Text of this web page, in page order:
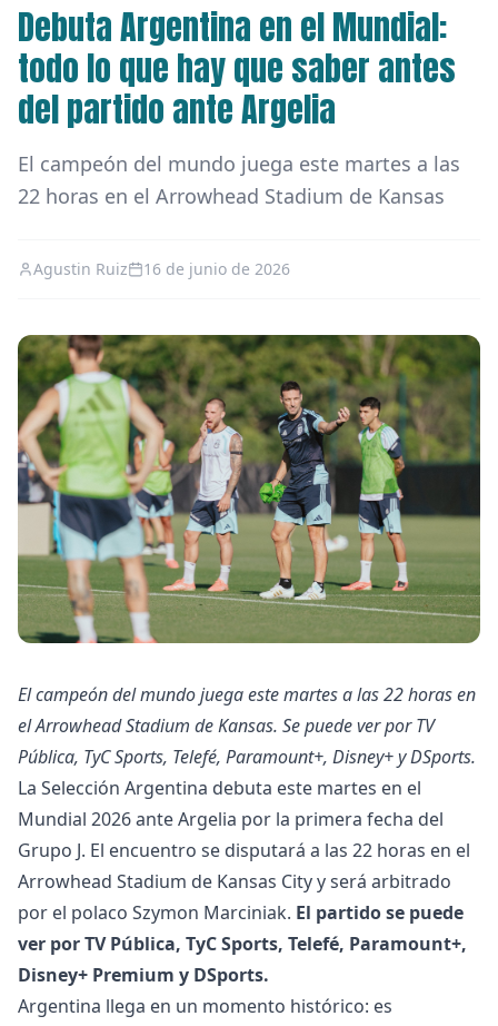
Debuta Argentina en el Mundial:
todo lo que hay que saber antes
del partido ante Argelia
El campeón del mundo juega este martes a las
22 horas en el Arrowhead Stadium de Kansas
Agustin Ruiz 16 de junio de 2026
El campeón del mundo juega este martes a las 22 horas en
el Arrowhead Stadium de Kansas. Se puede ver por TV
Pública, TyC Sports, Telefé, Paramount+, Disney+ y DSports.
La Selección Argentina debuta este martes en el
Mundial 2026 ante Argelia por la primera fecha del
Grupo J. El encuentro se disputará a las 22 horas en el
Arrowhead Stadium de Kansas City y será arbitrado
por el polaco Szymon Marciniak. El partido se puede
ver por TV Pública, TyC Sports, Telefé, Paramount+,
Disney+ Premium y DSports.
Argentina llega en un momento histórico: es